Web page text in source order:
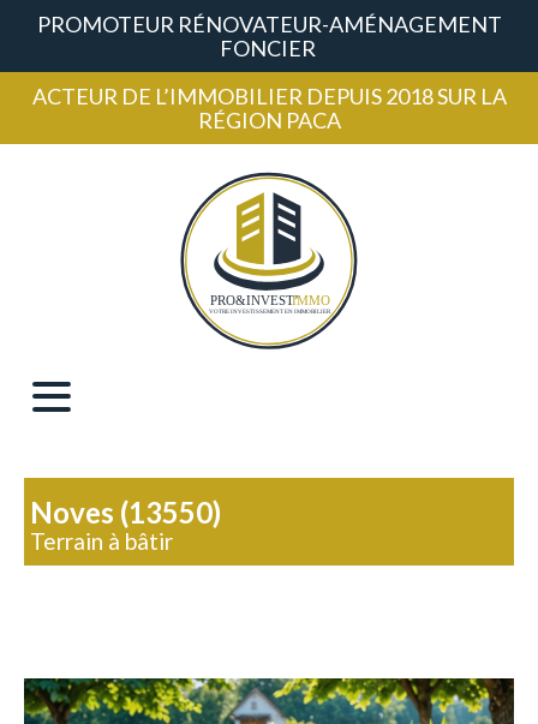
PROMOTEUR RÉNOVATEUR-AMÉNAGEMENT
FONCIER
ACTEUR DE L’IMMOBILIER DEPUIS 2018 SUR LA
RÉGION PACA
Noves (13550)
Terrain à bâtir